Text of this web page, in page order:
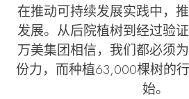
在推动可持续发展实践中，
发展。从后院植树到经过验
万美集团相信，我们都必须
份力，而种植63,000棵树的
始。